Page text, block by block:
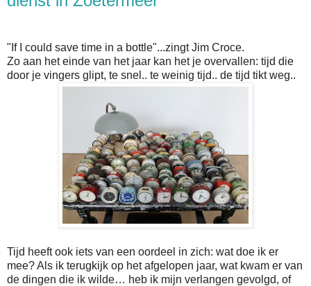
"If I could save time in a bottle"...zingt Jim Croce.
Zo aan het einde van het jaar kan het je overvallen: tijd die
door je vingers glipt, te snel.. te weinig tijd.. de tijd tikt weg..
Tijd heeft ook iets van een oordeel in zich: wat doe ik er
mee? Als ik terugkijk op het afgelopen jaar, wat kwam er van
de dingen die ik wilde… heb ik mijn verlangen gevolgd, of